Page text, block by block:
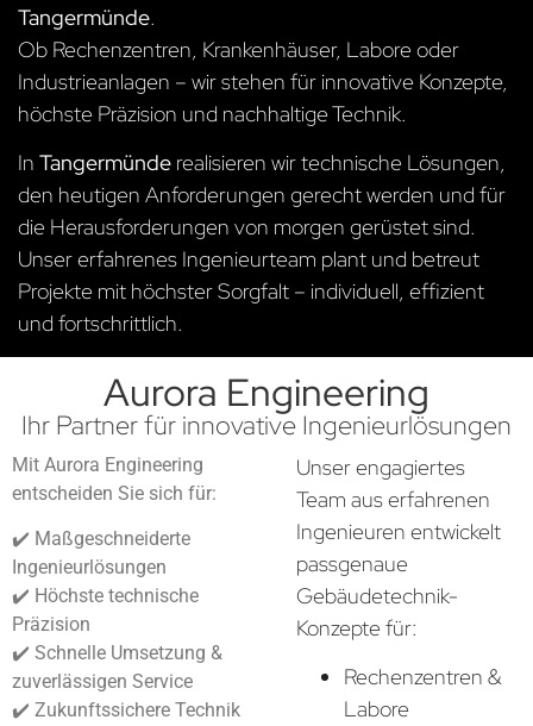
Tangermünde.
Ob Rechenzentren, Krankenhäuser, Labore oder
Industrieanlagen – wir stehen für innovative Konzepte,
höchste Präzision und nachhaltige Technik.
In Tangermünde realisieren wir technische Lösungen,
den heutigen Anforderungen gerecht werden und für
die Herausforderungen von morgen gerüstet sind.
Unser erfahrenes Ingenieurteam plant und betreut
Projekte mit höchster Sorgfalt – individuell, effizient
und fortschrittlich.
Aurora Engineering
Ihr Partner für innovative Ingenieurlösungen
Mit Aurora Engineering
entscheiden Sie sich für:
✔️ Maßgeschneiderte
Ingenieurlösungen
✔️ Höchste technische
Präzision
✔️ Schnelle Umsetzung &
zuverlässigen Service
✔️ Zukunftssichere Technik
Unser engagiertes
Team aus erfahrenen
Ingenieuren entwickelt
passgenaue
Gebäudetechnik-
Konzepte für:
Rechenzentren &
Labore